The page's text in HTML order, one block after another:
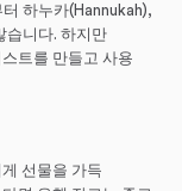
하누카(Hannukah),
습니다. 하지만
트를 만들고 사용
선물을 가득